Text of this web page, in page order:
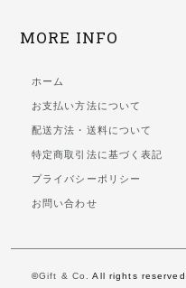
MORE INFO
ホーム
お支払い方法について
配送方法・送料について
特定商取引法に基づく表記
プライバシーポリシー
お問い合わせ
©Gift & Co. All rights reserved.